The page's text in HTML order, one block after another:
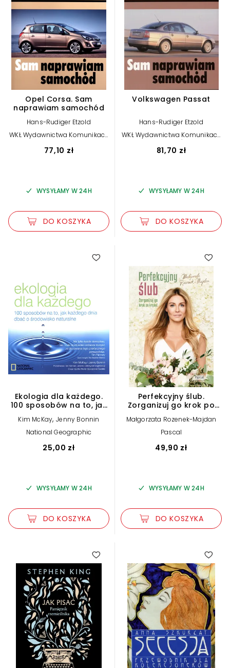
Opel Corsa. Sam
naprawiam samochód
Hans-Rudiger Etzold
WKŁ Wydawnictwa Komunikacji
i Łączności
77,10 zł
WYSYŁAMY W 24H
DO KOSZYKA
Volkswagen Passat
Hans-Rudiger Etzold
WKŁ Wydawnictwa Komunikacji
i Łączności
81,70 zł
WYSYŁAMY W 24H
DO KOSZYKA
Ekologia dla każdego.
100 sposobów na to, jak
środowisko naturalne
Kim McKay,Jenny Bonnin
National Geographic
25,00 zł
WYSYŁAMY W 24H
DO KOSZYKA
Perfekcyjny ślub.
Zorganizuj go krok po
Małgorzata Rozenek-Majdan
Pascal
49,90 zł
WYSYŁAMY W 24H
DO KOSZYKA